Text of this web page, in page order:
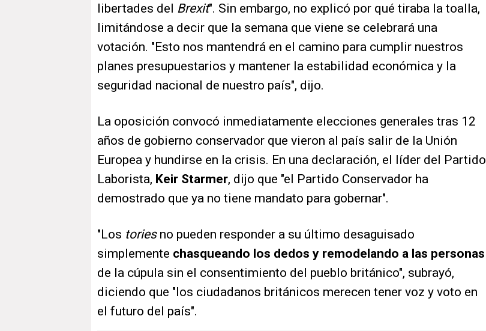
libertades del Brexit". Sin embargo, no explicó por qué tiraba la toalla,
limitándose a decir que la semana que viene se celebrará una
votación. "Esto nos mantendrá en el camino para cumplir nuestros
planes presupuestarios y mantener la estabilidad económica y la
seguridad nacional de nuestro país", dijo.
La oposición convocó inmediatamente elecciones generales tras 12
años de gobierno conservador que vieron al país salir de la Unión
Europea y hundirse en la crisis. En una declaración, el líder del Partido
Laborista, Keir Starmer, dijo que "el Partido Conservador ha
demostrado que ya no tiene mandato para gobernar".
"Los toriesno pueden responder a su último desaguisado
simplemente chasqueando los dedos y remodelando a las personas
de la cúpula sin el consentimiento del pueblo británico", subrayó,
diciendo que "los ciudadanos británicos merecen tener voz y voto en
el futuro del país".